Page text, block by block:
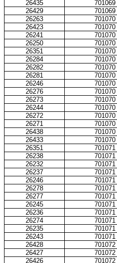
26435
701069
26429
701069
26263
701070
26423
701070
26241
701070
26250
701070
26351
701070
26284
701070
26282
701070
26281
701070
26246
701070
26276
701070
26273
701070
26244
701070
26272
701070
26271
701070
26438
701070
26433
701070
26351
701071
26238
701071
26232
701071
26237
701071
26246
701071
26278
701071
26277
701071
26245
701071
26236
701071
26274
701071
26235
701071
26243
701071
26428
701072
26427
701072
26426
701072